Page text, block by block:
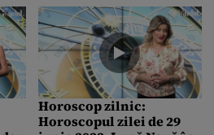
Horoscop zilnic:
Horoscopul zilei de 29